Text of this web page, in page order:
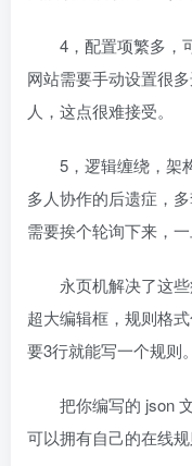
4，配置项繁多，
网站需要手动设置很
人，这点很难接受。
5，逻辑缠绕，架
多人协作的后遗症，
需要挨个轮询下来，
永页机解决了这
超大编辑框，规则格
要3行就能写一个规则。
把你编写的 json
可以拥有自己的在线规